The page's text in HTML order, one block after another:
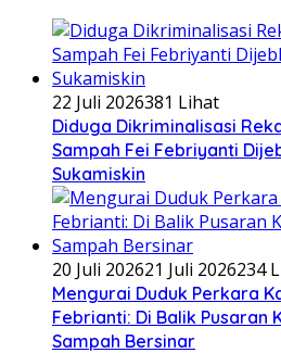
22 Juli 2026381 Lihat
Diduga Dikriminalisasi
Sampah Fei Febriyanti
Sukamiskin
20 Juli 202621 Juli 2026234
​Mengurai Duduk Perkara
Febrianti: Di Balik Pusaran
Sampah Bersinar